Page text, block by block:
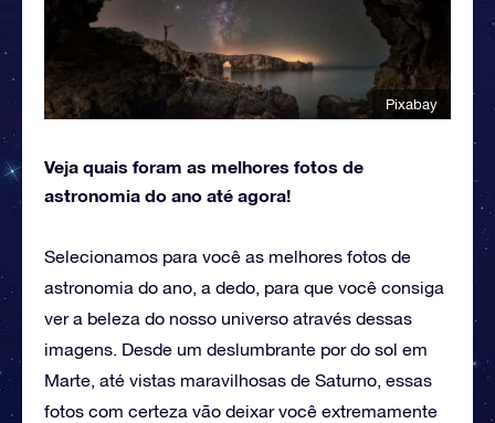
Pixabay
Veja quais foram as melhores fotos de
astronomia do ano até agora!
Selecionamos para você as melhores fotos de
astronomia do ano, a dedo, para que você consiga
ver a beleza do nosso universo através dessas
imagens. Desde um deslumbrante por do sol em
Marte, até vistas maravilhosas de Saturno, essas
fotos com certeza vão deixar você extremamente